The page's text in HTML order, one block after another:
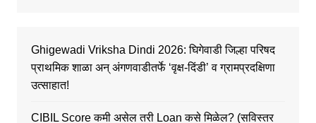
Ghigewadi Vriksha Dindi 2026: घिगेवाडी जिल्हा परिषद
प्राथमिक शाळा अन् अंगणवाडीतर्फे ‘वृक्ष-दिंडी’ व ग्रामप्रदक्षिणा
उत्साहात!
CIBIL Score कमी असेल तरी Loan कसे मिळेल? (सविस्तर